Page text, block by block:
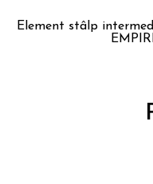
Element stâlp